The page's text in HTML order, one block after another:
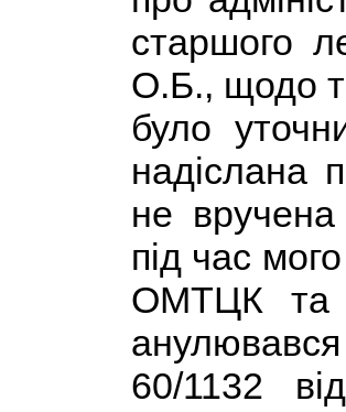
старшого
О.Б., щодо
було
надіслана
не
під час
ОМТЦК та
60/1132